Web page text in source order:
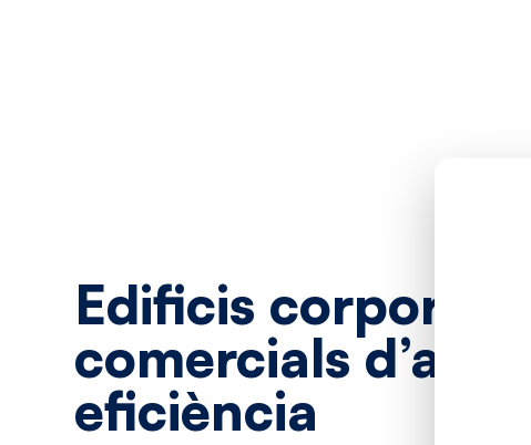
Edificis corporatius
comercials d’alta
eficiència